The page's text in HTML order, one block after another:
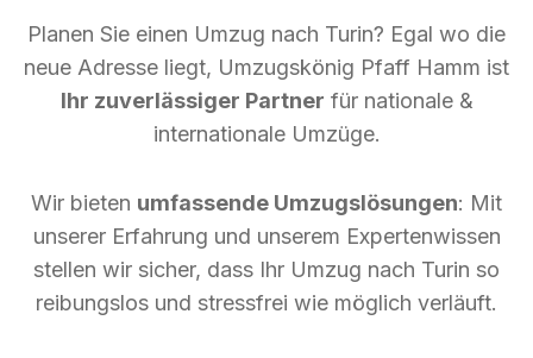
Planen Sie einen Umzug nach Turin? Egal wo die
neue Adresse liegt, Umzugskönig Pfaff Hamm ist
Ihr zuverlässiger Partner für nationale &
internationale Umzüge.
Wir bieten umfassende Umzugslösungen: Mit
unserer Erfahrung und unserem Expertenwissen
stellen wir sicher, dass Ihr Umzug nach Turin so
reibungslos und stressfrei wie möglich verläuft.